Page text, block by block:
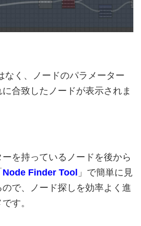
なく、ノードのパラメーター
合致したノードが表示されま
を持っているノードを後から
Node Finder Tool 」で簡単に見
で、ノード探しを効率よく進
す。